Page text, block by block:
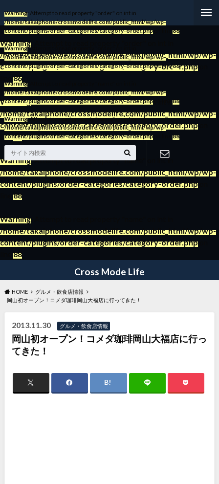
Warning
/home/takaiphone/crossmodelife.com/public_html/wp/wp-
content/plugins/order-categories/category-order.php
86
Warning: Attempt to read property "order" on int in
/home/takaiphone/crossmodelife.com/public_html/wp/wp-
content/plugins/order-categories/category-order.php
line86
Warning: Attempt to read property "name" on int in
/home/takaiphone/crossmodelife.com/public_html/wp/wp-
content/plugins/order-categories/category-order.php
88
Warning
/home/takaiphone/crossmodelife.com/public_html/wp/wp-
content/plugins/order-categories/category-order.php
88
～日々の暮らしの役立つ情報ブログ～
Cross Mode Life
Warning: Attempt to read property "order" on int in
/home/takaiphone/crossmodelife.com/public_html/wp/wp-
content/plugins/order-categories/category-order.phpon line 86
Warning: Attempt to read property "order" on int in
/home/takaiphone/crossmodelife.com/public_html/wp/wp-
content/plugins/order-categories/category-order.phpon line86
Warning: Attempt to read property "name" on int in
/home/takaiphone/crossmodelife.com/public_html/wp/wp-
content/plugins/order-categories/category-order.phpon line 88
Warning: Attempt to read property "name" on int in
/home/takaiphone/crossmodelife.com/public_html/wp/wp-
content/plugins/order-categories/category-order.phpon line 88
お問い合わ
HOME
グルメ・飲食店情報
岡山初オープン！コメダ珈琲岡山大福店に行ってきた！
2013.11.30 グルメ・飲食店情報
岡山初オープン！コメダ珈琲岡山大福店に行っ
てきた！